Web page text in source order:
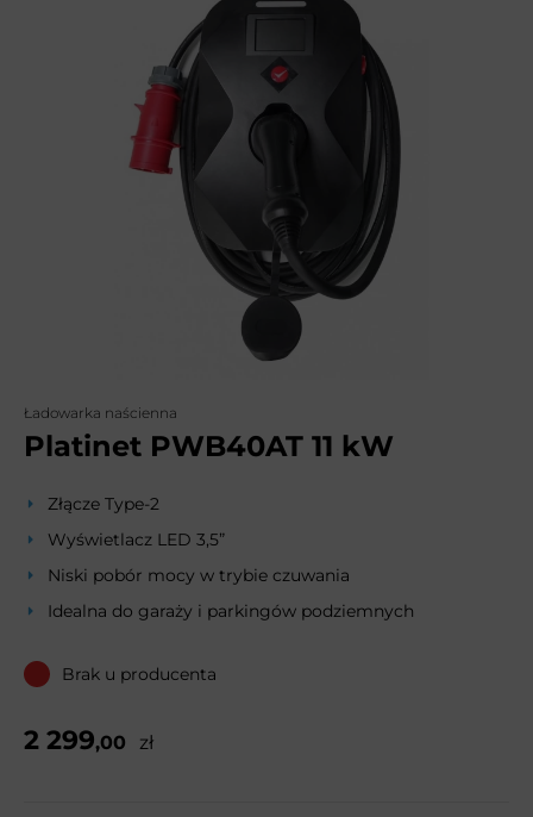
Ładowarka naścienna
Platinet PWB40AT 11 kW
Złącze Type-2
Wyświetlacz LED 3,5”
Niski pobór mocy w trybie czuwania
Idealna do garaży i parkingów podziemnych
Brak u producenta
2 299,00 zł